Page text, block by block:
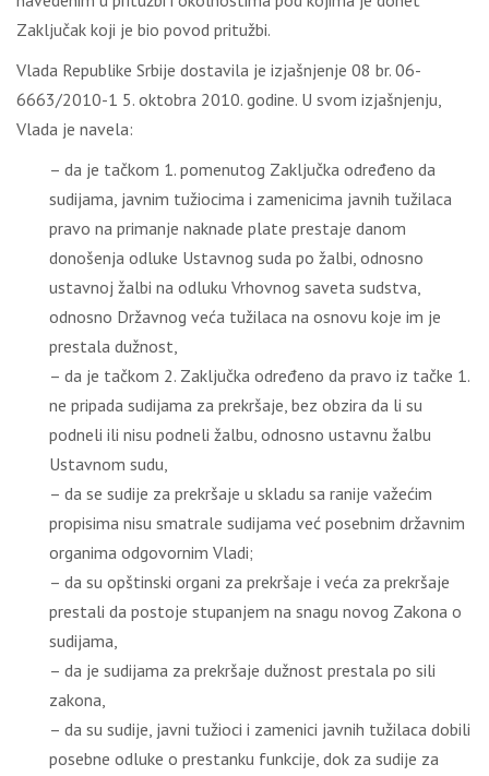
Zaključak koji je bio povod pritužbi.
Vlada Republike Srbije dostavila je izjašnjenje 08 br. 06-
6663/2010-1 5. oktobra 2010. godine. U svom izjašnjenju,
Vlada je navela:
– da je tačkom 1. pomenutog Zaključka određeno da
sudijama, javnim tužiocima i zamenicima javnih tužilaca
pravo na primanje naknade plate prestaje danom
donošenja odluke Ustavnog suda po žalbi, odnosno
ustavnoj žalbi na odluku Vrhovnog saveta sudstva,
odnosno Državnog veća tužilaca na osnovu koje im je
prestala dužnost,
– da je tačkom 2. Zaključka određeno da pravo iz tačke 1.
ne pripada sudijama za prekršaje, bez obzira da li su
podneli ili nisu podneli žalbu, odnosno ustavnu žalbu
Ustavnom sudu,
– da se sudije za prekršaje u skladu sa ranije važećim
propisima nisu smatrale sudijama već posebnim državnim
organima odgovornim Vladi;
– da su opštinski organi za prekršaje i veća za prekršaje
prestali da postoje stupanjem na snagu novog Zakona o
sudijama,
– da je sudijama za prekršaje dužnost prestala po sili
zakona,
– da su sudije, javni tužioci i zamenici javnih tužilaca dobili
posebne odluke o prestanku funkcije, dok za sudije za